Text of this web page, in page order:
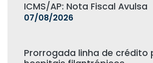
ICMS/AP: Nota Fiscal Avulsa
07/08/2026
Prorrogada linha de crédito